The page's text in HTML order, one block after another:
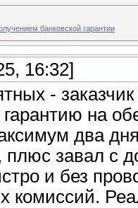
банковской гарантии
16:32]
-
на
два
завал с
и без
комиссий.